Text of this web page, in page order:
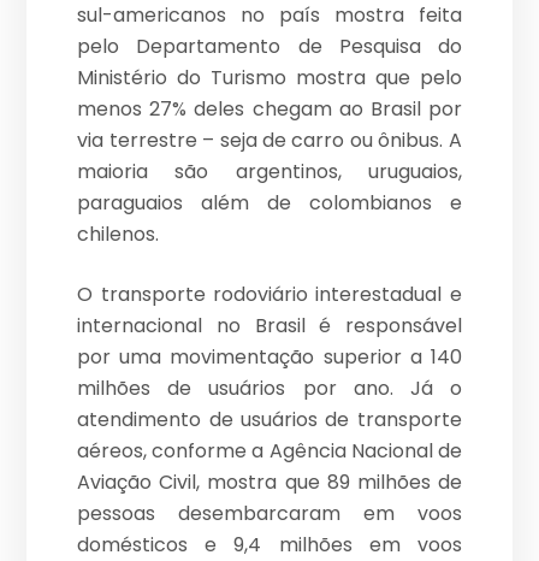
sul-americanos no país mostra feita
pelo Departamento de Pesquisa do
Ministério do Turismo mostra que pelo
menos 27% deles chegam ao Brasil por
via terrestre – seja de carro ou ônibus. A
maioria são argentinos, uruguaios,
paraguaios além de colombianos e
chilenos.
O transporte rodoviário interestadual e
internacional no Brasil é responsável
por uma movimentação superior a 140
milhões de usuários por ano. Já o
atendimento de usuários de transporte
aéreos, conforme a Agência Nacional de
Aviação Civil, mostra que 89 milhões de
pessoas desembarcaram em voos
domésticos e 9,4 milhões em voos